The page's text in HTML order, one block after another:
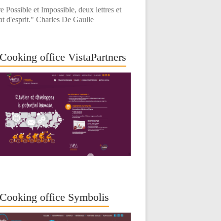
Possible et Impossible, deux lettres et
d'esprit." Charles De Gaulle
Cooking office VistaPartners
Cooking office Symbolis